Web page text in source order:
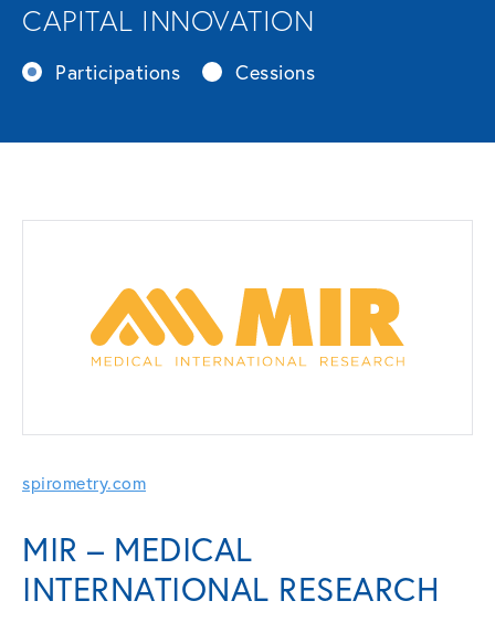
CAPITAL INNOVATION
Participations Cessions
spirometry.com
MIR – MEDICAL
INTERNATIONAL RESEARCH